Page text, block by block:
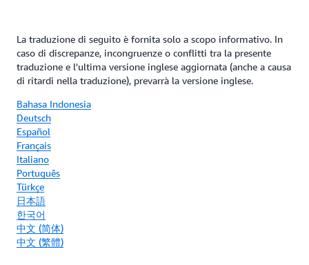
La traduzione di seguito è fornita solo a scopo informativo. In
caso di discrepanze, incongruenze o conflitti tra la presente
traduzione e l'ultima versione inglese aggiornata (anche a causa
di ritardi nella traduzione), prevarrà la versione inglese.
Bahasa Indonesia
Deutsch
Español
Français
Italiano
Português
Türkçe
日本語
한국어
中文 (简体)
中文 (繁體)